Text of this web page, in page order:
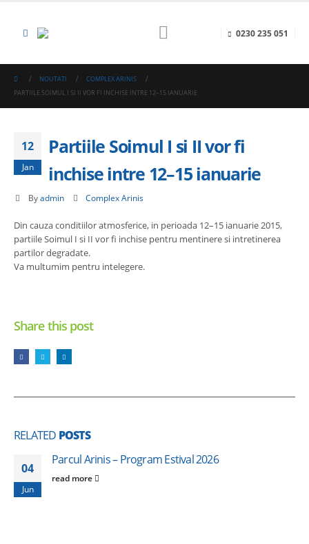
0230 235 051
NOUTATI
COMPLEX ARINIS
PARTI​ILE ​SOIMUL ​I SI II VOR FI INCHISE INTRE 12–15 IANUARIE
12
Jan
Parti​ile ​Soimul ​I si II vor fi
inchise intre 12–15 ianuarie
By admin Complex Arinis
Din cauza conditiilor atmosferice, in perioada 12–15 ianuarie 2015,
parti​ile ​Soimul ​I si II ​v​or​ fi inchis​e​ pentru mentinere si intretinerea
partilor degradate.
Va multumim pentru intelegere.
Share this post
RELATED POSTS
04
Jun
Parcul Arinis – Program Estival 2026
read more